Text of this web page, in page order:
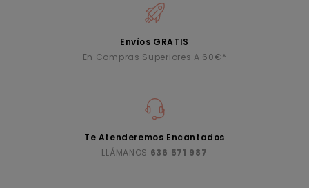
Envíos GRATIS
En Compras Superiores A 60€*
Te Atenderemos Encantados
LLÁMANOS 636 571 987